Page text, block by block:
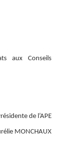
aux Conseils
de l’APE
MONCHAUX